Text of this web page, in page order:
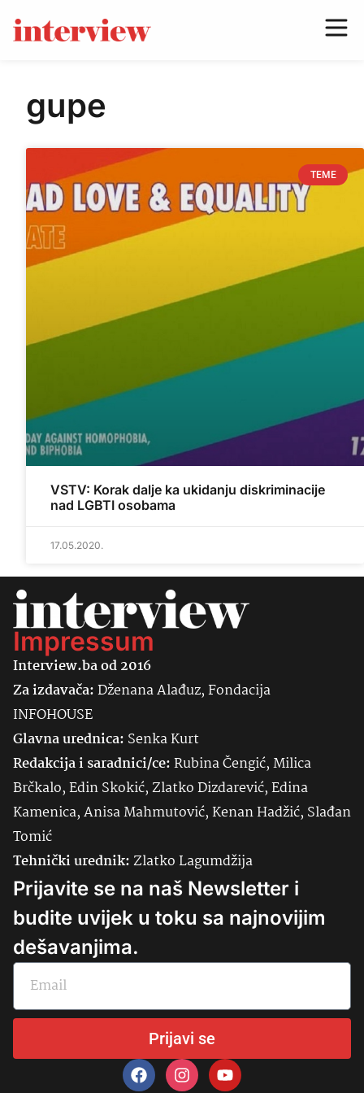
gupe
TEME
VSTV: Korak dalje ka ukidanju diskriminacije
nad LGBTI osobama
17.05.2020.
Impressum
Interview.ba od 2016
Za izdavača:Dženana Alađuz, Fondacija
INFOHOUSE
Glavna urednica: SenkaKurt
Redakcija i saradnici/ce:Rubina Čengić, Milica
Brčkalo, Edin Skokić, Zlatko Dizdarević, Edina
Kamenica, Anisa Mahmutović, Kenan Hadžić, Slađan
Tomić
Tehnički urednik:Zlatko Lagumdžija
Prijavite se na naš Newsletter i
budite uvijek u toku sa najnovijim
dešavanjima.
Prijavi se